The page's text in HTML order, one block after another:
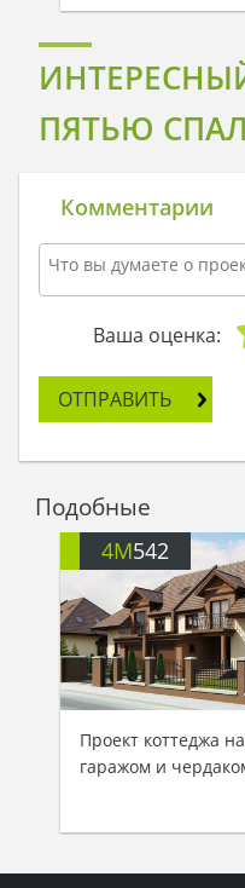
ПЯТЬЮ
Комментарии
Ваша оценка:
ОТПРАВИТЬ
Подобные
4M542
Проект коттеджа
гаражом и